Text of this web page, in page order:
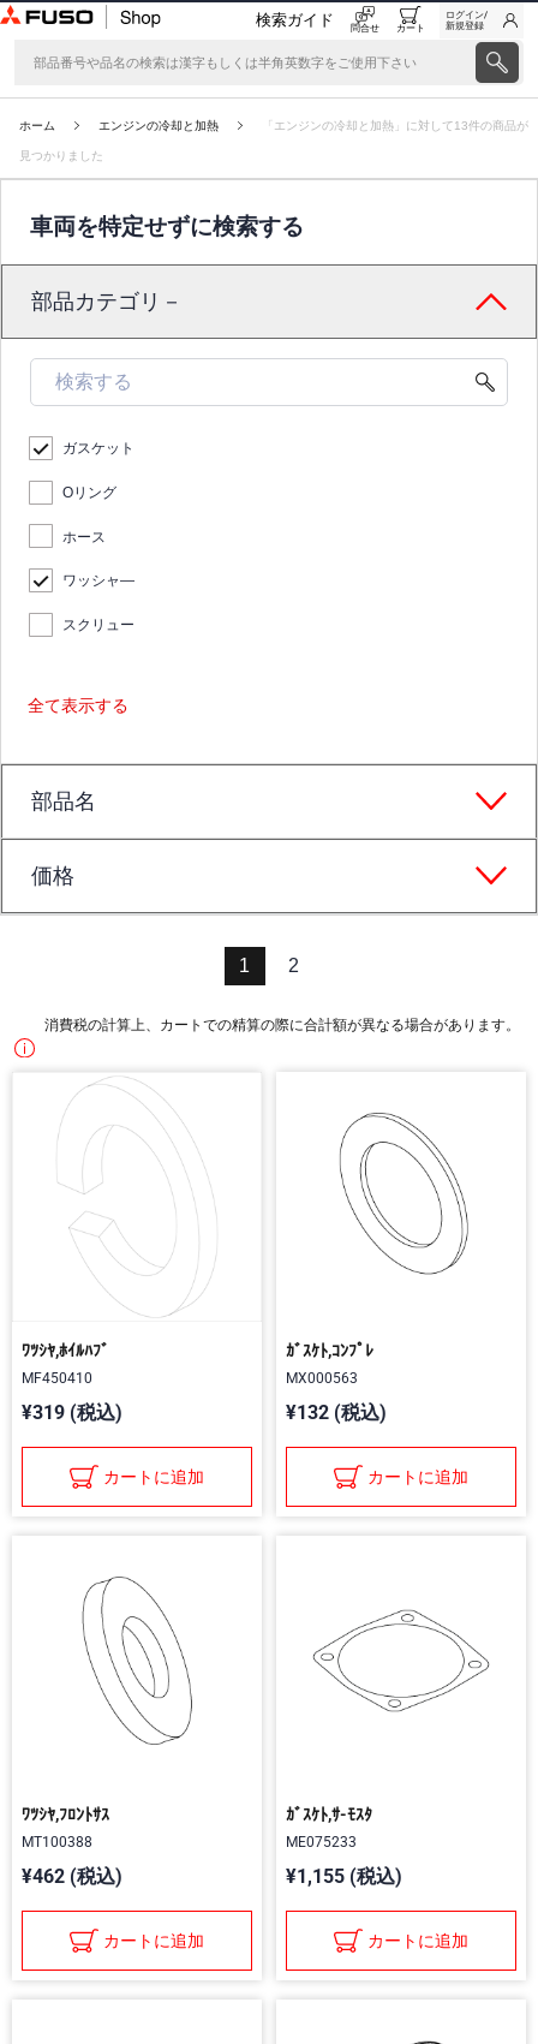
検索ガイド 問合せ カート
ログイン/
新規登録
ホーム エンジンの冷却と加熱 「エンジンの冷却と加熱」に対して13件の商品が
見つかりました
車両を特定せずに検索する
部品カテゴリ－
ガスケット
Oリング
ホース
ワッシャ―
スクリュー
全て表示する
部品名
価格
1 2
消費税の計算上、カートでの精算の際に合計額が異なる場合があります。
ﾜﾂｼﾔ,ﾎｲﾙﾊﾌﾞ
MF450410
¥319 (税込)
カートに追加
ｶﾞｽｹﾄ,ｺﾝﾌﾟﾚ
MX000563
¥132 (税込)
カートに追加
ﾜﾂｼﾔ,ﾌﾛﾝﾄｻｽ
MT100388
¥462 (税込)
カートに追加
ｶﾞｽｹﾄ,ｻ-ﾓｽﾀ
ME075233
¥1,155 (税込)
カートに追加